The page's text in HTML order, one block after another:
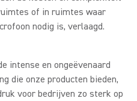
of in ruimtes waar
nodig is, verlaagd.
intense en ongeëvenaard
die onze producten bieden,
voor bedrijven zo sterk op